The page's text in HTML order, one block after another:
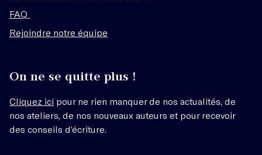
FAQ
Rejoindre notre équipe
On ne se quitte plus !
Cliquez ici pour ne rien manquer de nos actualités, de
nos ateliers, de nos nouveaux auteurs et pour recevoir
des conseils d’écriture.